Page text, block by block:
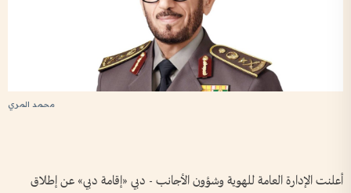
محمد المري
أعلنت الإدارة العامة للهوية وشؤون الأجانب - دبي «إقامة دبي» عن إطلاق